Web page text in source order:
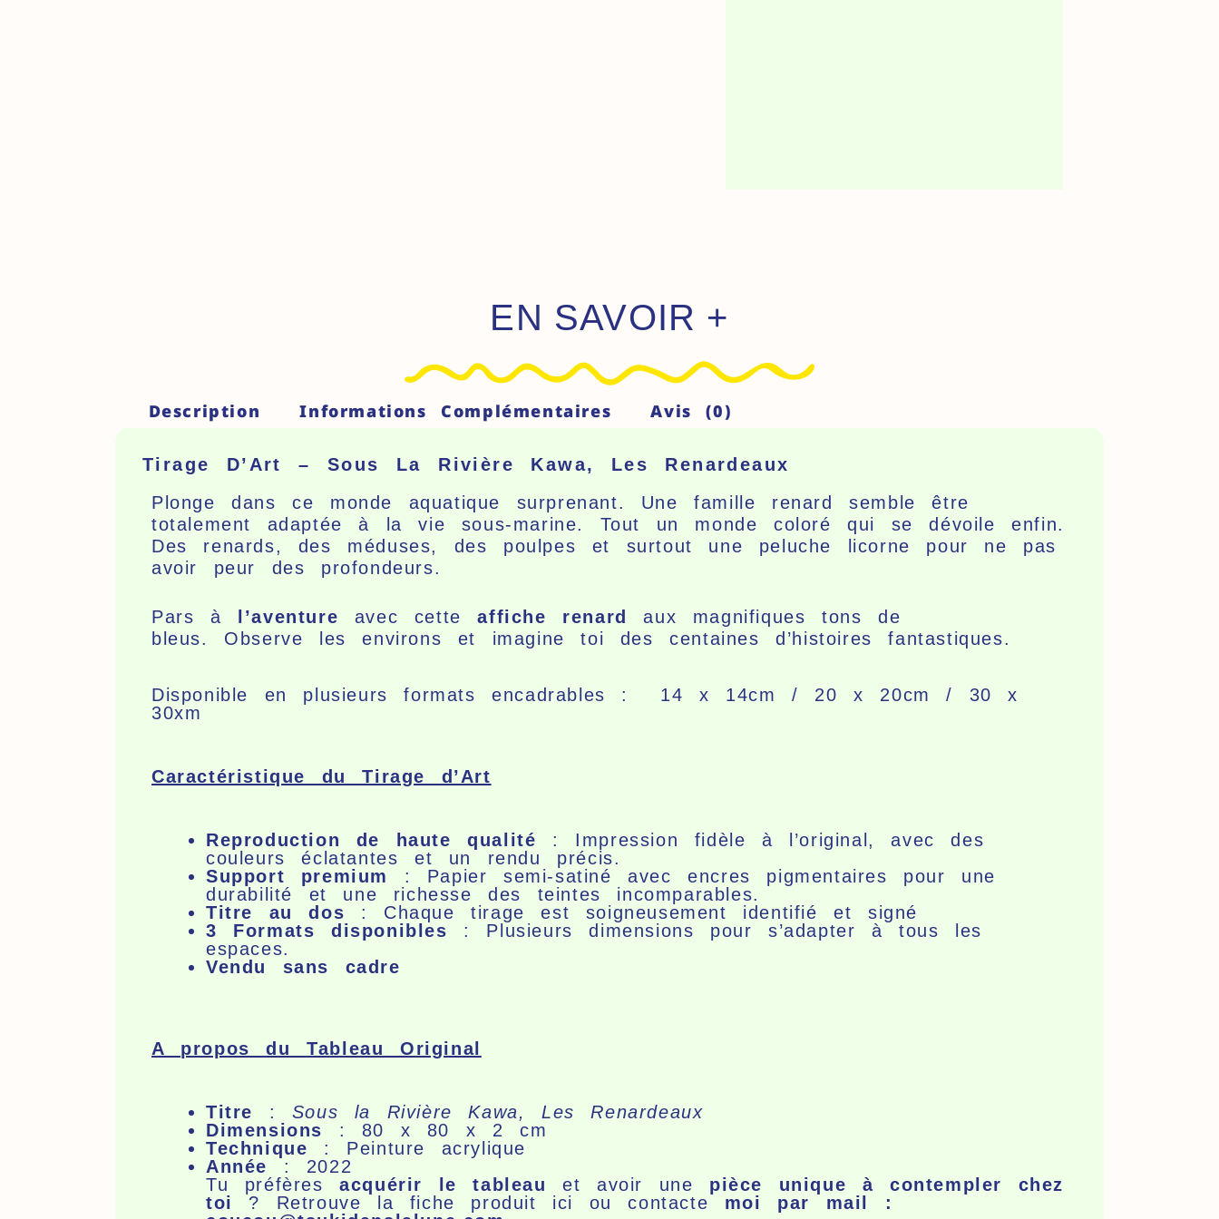
EN SAVOIR +
Description Informations Complémentaires Avis (0)
Tirage D’Art – Sous La Rivière Kawa, Les Renardeaux
Plonge dans ce monde aquatique surprenant. Une famille renard semble être
totalement adaptée à la vie sous-marine. Tout un monde coloré qui se dévoile enfin.
Des renards, des méduses, des poulpes et surtout une peluche licorne pour ne pas
avoir peur des profondeurs.
Pars à l’aventure avec cette affiche renardaux magnifiques tons de
bleus.
Observe les environs et imagine toi des centaines d’histoires fantastiques.
Disponible en plusieurs formats encadrables : 14 x 14cm / 20 x 20cm / 30 x
30xm
Caractéristique du Tirage d’Art
Reproduction de haute qualité : Impression fidèle à l’original, avec des
couleurs éclatantes et un rendu précis.
Support premium
: Papier semi-satiné avec encres pigmentaires pour une
durabilité et une richesse des teintes incomparables.
Titre au dos : Chaque tirage est soigneusement identifié et signé
3 Formats disponibles : Plusieurs dimensions pour s’adapter à tous les
espaces.
Vendu sans cadre
A propos du Tableau Original
Titre : Sous la Rivière Kawa, Les Renardeaux
Dimensions : 80 x 80 x 2 cm
Technique : Peinture acrylique
Année : 2022
Tu préfèresacquérir le tableau et avoir une pièce unique à contempler chez
toi
? Retrouve la fiche produit ici ou contacte moi par mail :